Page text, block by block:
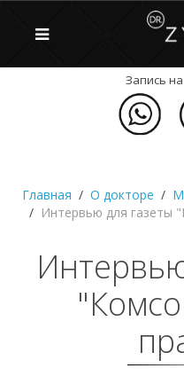
Запись
Главная О докторе
Интервью для газеты